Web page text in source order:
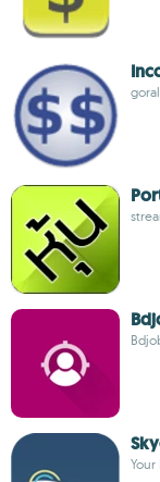
goral